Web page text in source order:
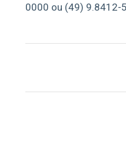
0000 ou (49) 9.8412-